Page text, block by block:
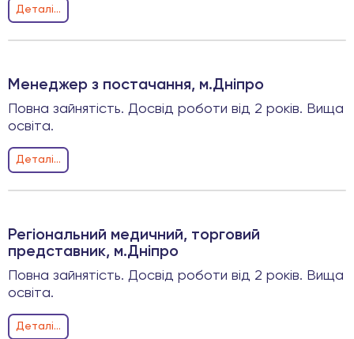
Деталi...
Менеджер з постачання, м.Дніпро
Повна зайнятість. Досвід роботи від 2 років. Вища
освіта.
Деталi...
Регіональний медичний, торговий
представник, м.Дніпро
Повна зайнятість. Досвід роботи від 2 років. Вища
освіта.
Деталi...